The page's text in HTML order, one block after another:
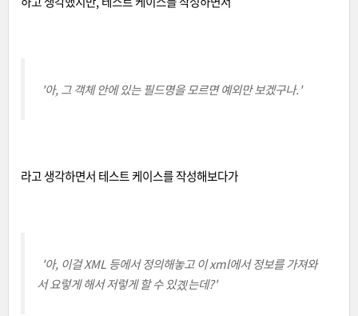
'아, 그 객체 안에 있는 필드명을 모르면 예외만 보겠구나.'
라고 생각하면서 테스트 케이스를 작성해보다가
'아, 이걸 XML 등에서 정의해놓고 이 xml에서 정보를 가져와
서 요렇게 해서 저렇게 할 수 있곘는데?'